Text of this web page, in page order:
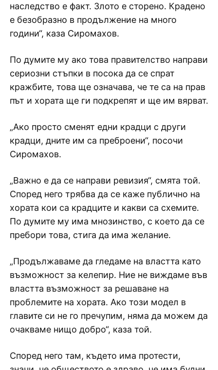
наследство е факт. Злото е сторено. Крадено
е безобразно в продължение на много
години“, каза Сиромахов.
По думите му ако това правителство направи
сериозни стъпки в посока да се спрат
кражбите, това ще означава, че те са на прав
път и хората ще ги подкрепят и ще им вярват.
„Ако просто сменят едни крадци с други
крадци, дните им са преброени“, посочи
Сиромахов.
„Важно е да се направи ревизия“, смята той.
Според него трябва да се каже публично на
хората кои са крадците и какви са схемите.
По думите му има мнозинство, с което да се
пребори това, стига да има желание.
„Продължаваме да гледаме на властта като
възможност за келепир. Ние не виждаме във
властта възможност за решаване на
проблемите на хората. Ако този модел в
главите си не го пречупим, няма да можем да
очакваме нищо добро“, каза той.
Според него там, където има протести,